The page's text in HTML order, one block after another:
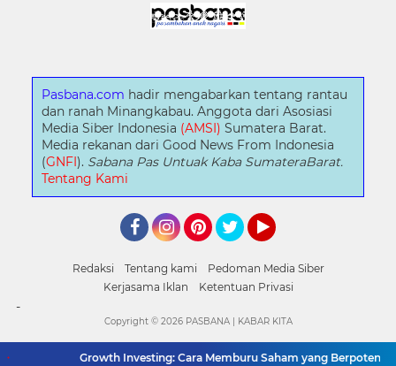
Pasbana.com hadir mengabarkan tentang rantau
dan ranah Minangkabau. Anggota dari Asosiasi
Media Siber Indonesia (AMSI) Sumatera Barat.
Media rekanan dari Good News From Indonesia
(GNFI). Sabana Pas Untuak Kaba SumateraBarat.
Tentang Kami
Redaksi Tentang kami
Pedoman Media Siber
Kerjasama Iklan
Ketentuan Privasi
-
Growth Investing: Cara Memburu Saham yang Berpotensi Naik
Copyright © 2026 PASBANA | KABAR KITA